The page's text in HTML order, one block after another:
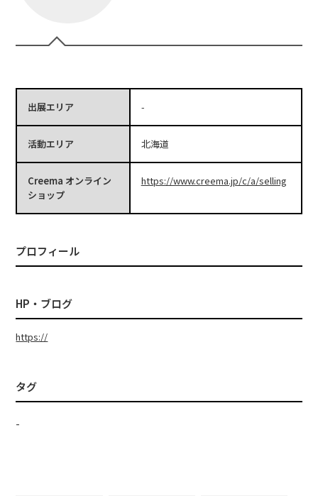
出展エリア -
活動エリア 北海道
Creema オンライン
ショップ
https://www.creema.jp/c/a/selling
プロフィール
HP・ブログ
https://
タグ
-